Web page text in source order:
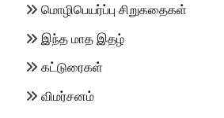
மொழிபெயர்ப்பு சிறுகதைகள்
இந்த மாத இதழ்
கட்டுரைகள்
விமர்சனம்